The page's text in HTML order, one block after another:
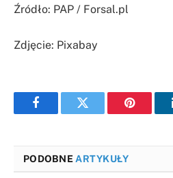
Źródło: PAP / Forsal.pl
Zdjęcie: Pixabay
FacebookTwitter Pinterest
PODOBNE ARTYKUŁY